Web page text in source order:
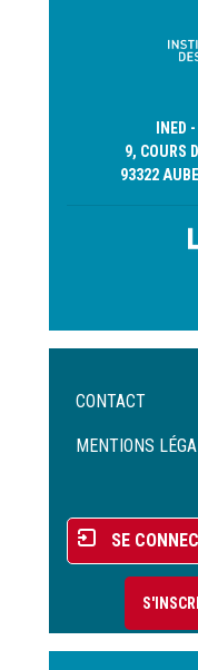
INED
9, COURS
93322
Menu
de
CONTACT
MENTIONS
Menu
du
compte
l'utilisateur
SE